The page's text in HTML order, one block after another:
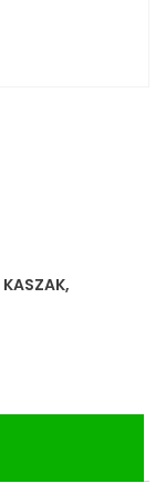
KASZAK,